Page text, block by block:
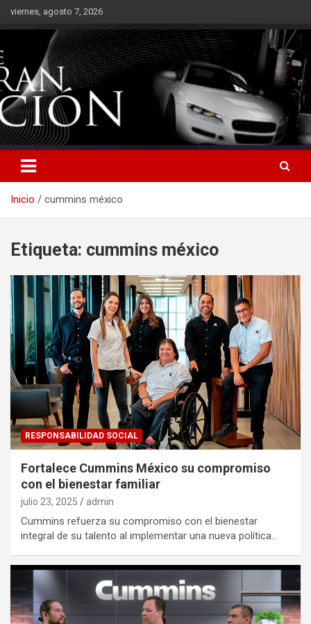
Saltarviernes, agosto 7, 2026
Inicio cummins méxico
Etiqueta: cummins méxico
RESPONSABILIDAD SOCIAL
Fortalece Cummins México su compromiso
con el bienestar familiar
julio 23, 2025 admin
Cummins refuerza su compromiso con el bienestar
integral de su talento al implementar una nueva política…